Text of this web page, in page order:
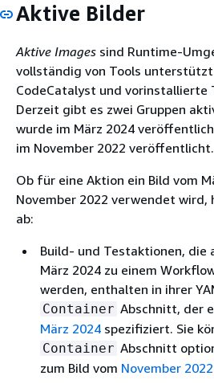
Aktive Bilder
Aktive Images sind Runtime-
vollständig von Tools
CodeCatalyst und vorinstallierte
Derzeit gibt es zwei Gruppen
wurde im März 2024
im November 2022 veröffentlicht.
Ob für eine Aktion ein Bild vom
November 2022 verwendet wird,
ab:
Build- und Testaktionen, die
März 2024 zu einem
werden, enthalten in ihrer
Container Abschnitt, der
März 2024 spezifiziert. Sie
Container Abschnitt
zum Bild vom November 2022